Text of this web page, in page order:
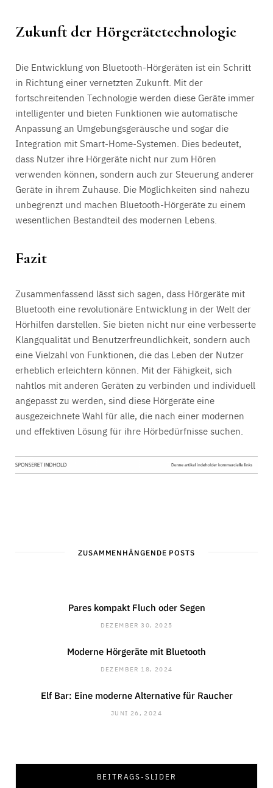
Zukunft der Hörgerätetechnologie
Die Entwicklung von Bluetooth-Hörgeräten ist ein Schritt
in Richtung einer vernetzten Zukunft. Mit der
fortschreitenden Technologie werden diese Geräte immer
intelligenter und bieten Funktionen wie automatische
Anpassung an Umgebungsgeräusche und sogar die
Integration mit Smart-Home-Systemen. Dies bedeutet,
dass Nutzer ihre Hörgeräte nicht nur zum Hören
verwenden können, sondern auch zur Steuerung anderer
Geräte in ihrem Zuhause. Die Möglichkeiten sind nahezu
unbegrenzt und machen Bluetooth-Hörgeräte zu einem
wesentlichen Bestandteil des modernen Lebens.
Fazit
Zusammenfassend lässt sich sagen, dass Hörgeräte mit
Bluetooth eine revolutionäre Entwicklung in der Welt der
Hörhilfen darstellen. Sie bieten nicht nur eine verbesserte
Klangqualität und Benutzerfreundlichkeit, sondern auch
eine Vielzahl von Funktionen, die das Leben der Nutzer
erheblich erleichtern können. Mit der Fähigkeit, sich
nahtlos mit anderen Geräten zu verbinden und individuell
angepasst zu werden, sind diese Hörgeräte eine
ausgezeichnete Wahl für alle, die nach einer modernen
und effektiven Lösung für ihre Hörbedürfnisse suchen.
ZUSAMMENHÄNGENDE POSTS
Pares kompakt Fluch oder Segen
DEZEMBER 30, 2025
Moderne Hörgeräte mit Bluetooth
DEZEMBER 18, 2024
Elf Bar: Eine moderne Alternative für Raucher
JUNI 26, 2024
BEITRAGS-SLIDER
Hohlkehlleisten